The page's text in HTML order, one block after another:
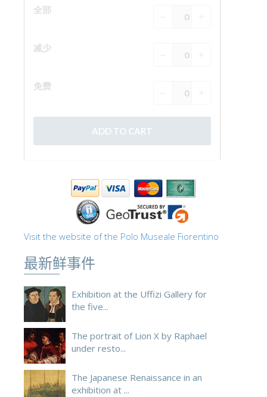
ENGLISH
DEUTSCH
FRANÇAIS
ESPAÑOL
Visit the website of the Polo Museale Fiorentino
最新鲜事件
Exhibition at the Uffizi Gallery for
the five...
The portrait of Lion X by Raphael
under resto...
The Japanese Renaissance in an
exhibition at ...